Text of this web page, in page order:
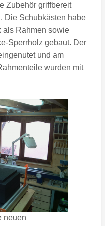
Zubehör griffbereit
Die Schubkästen habe
als Rahmen sowie
Sperrholz gebaut. Der
und am
wurden mit
neuen